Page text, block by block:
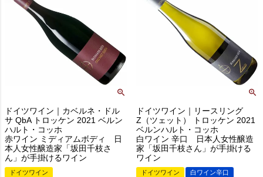
ドイツワイン｜カベルネ・ドル
サ QbA トロッケン 2021 ベルン
ハルト・コッホ
赤ワイン ミディアムボディ 日
本人女性醸造家「坂田千枝さ
ん」が手掛けるワイン
ドイツワイン
ドイツワイン｜リースリング
Z（ツェット） トロッケン 2021
ベルンハルト・コッホ
白ワイン 辛口 日本人女性醸造
家「坂田千枝さん」が手掛ける
ワイン
ドイツワイン
白ワイン辛口